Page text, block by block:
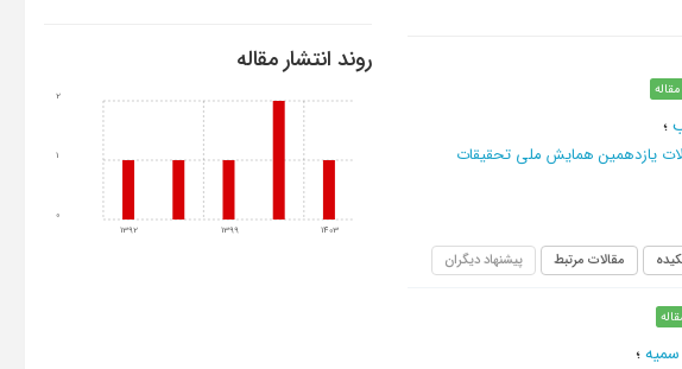
مقاله
؛
یازدهمین همایش ملی تحقیقات
مقالات مرتبط پیشنهاد دیگران
؛
روند انتشار مقاله
1392 1399 1403
0
1
2